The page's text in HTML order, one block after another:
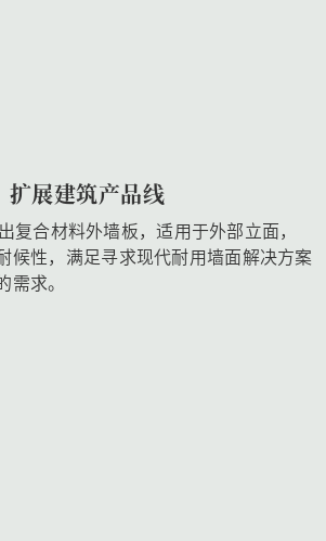
扩展建筑产品线
复合材料外墙板，适用于外部立面，
候性，满足寻求现代耐用墙面解决方案
需求。